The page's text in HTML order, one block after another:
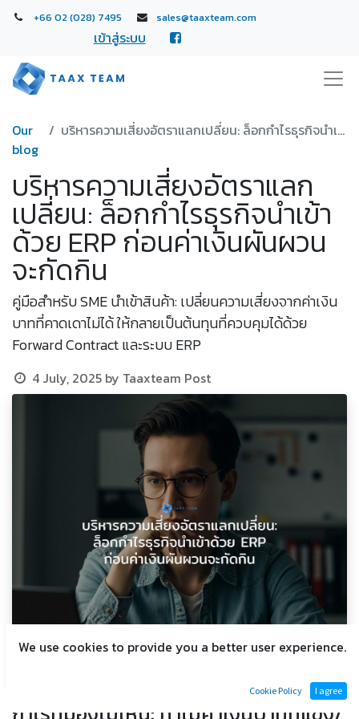
+66 02 (028) 7495 sales@taaxteam.com
เข้าสู่ระบบ
Our
blog
บริหารความเสี่ยงอัตราแลกเปลี่ยน: ล็อกกำไรธุรกิจนำเข้าด้วย ERP ก่อนค่าเงินผันผวนจะกัดกิน
บริหารความเสี่ยงอัตราแลก
เปลี่ยน: ล็อกกำไรธุรกิจนำเข้า
ด้วย ERP ก่อนค่าเงินผันผวน
จะกัดกิน
คู่มือสำหรับ SME นำเข้าสินค้า: เปลี่ยนความเสี่ยงจากค่าเงิน
บาทที่คาดเดาไม่ได้ ให้กลายเป็นต้นทุนที่ควบคุมได้ด้วย
Forward Contract และระบบ ERP
4 July, 2025 by Taaxteam Post
We use cookies to provide you a better user experience.
Cookie Policy I agree